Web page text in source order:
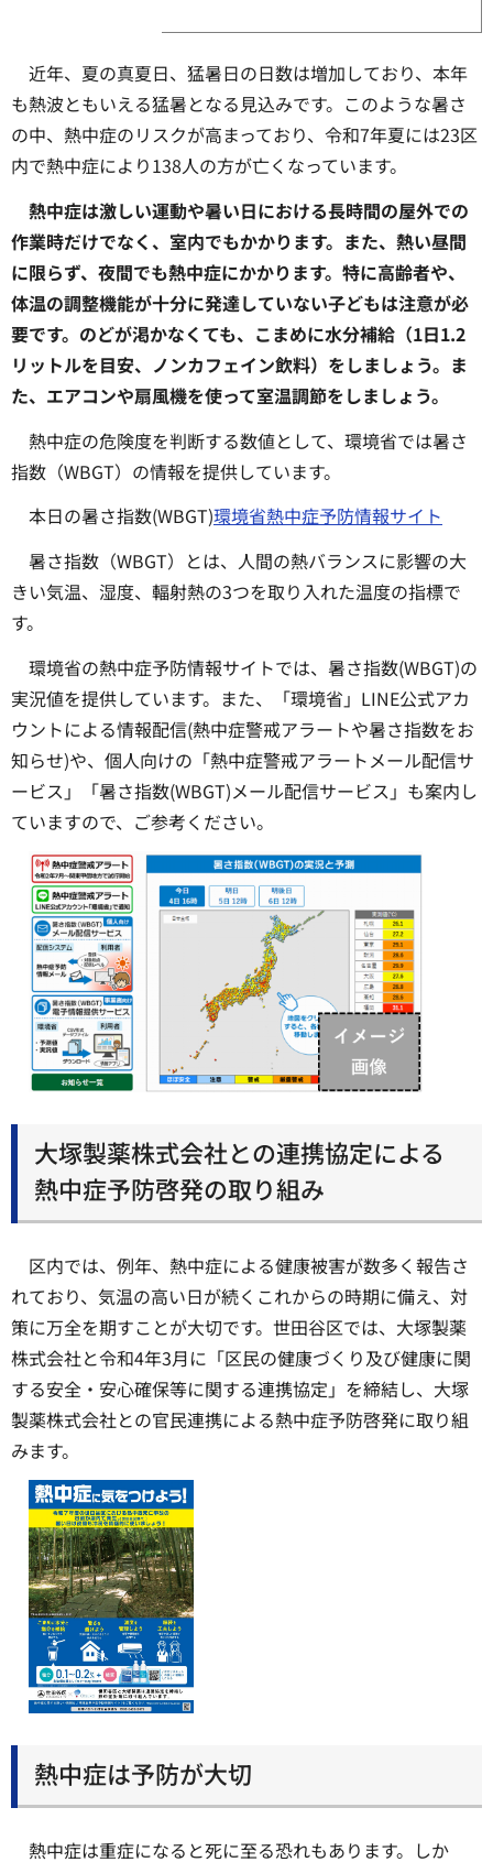
近年、夏の真夏日、猛暑日の日数は増加しており、本年
も熱波ともいえる猛暑となる見込みです。このような暑さ
の中、熱中症のリスクが高まっており、令和7年夏には23区
内で熱中症により138人の方が亡くなっています。
熱中症は激しい運動や暑い日における長時間の屋外での
作業時だけでなく、室内でもかかります。また、熱い昼間
に限らず、夜間でも熱中症にかかります。特に高齢者や、
体温の調整機能が十分に発達していない子どもは注意が必
要です。のどが渇かなくても、こまめに水分補給（1日1.2
リットルを目安、ノンカフェイン飲料）をしましょう。ま
た、エアコンや扇風機を使って室温調節をしましょう。
熱中症の危険度を判断する数値として、環境省では暑さ
指数（WBGT）の情報を提供しています。
本日の暑さ指数(WBGT)環境省熱中症予防情報サイト
暑さ指数（WBGT）とは、人間の熱バランスに影響の大
きい気温、湿度、輻射熱の3つを取り入れた温度の指標で
す。
環境省の熱中症予防情報サイトでは、暑さ指数(WBGT)の
実況値を提供しています。また、「環境省」LINE公式アカ
ウントによる情報配信(熱中症警戒アラートや暑さ指数をお
知らせ)や、個人向けの「熱中症警戒アラートメール配信サ
ービス」「暑さ指数(WBGT)メール配信サービス」も案内し
ていますので、ご参考ください。
大塚製薬株式会社との連携協定による
熱中症予防啓発の取り組み
区内では、例年、熱中症による健康被害が数多く報告さ
れており、気温の高い日が続くこれからの時期に備え、対
策に万全を期すことが大切です。世田谷区では、大塚製薬
株式会社と令和4年3月に「区民の健康づくり及び健康に関
する安全・安心確保等に関する連携協定」を締結し、大塚
製薬株式会社との官民連携による熱中症予防啓発に取り組
みます。
熱中症は予防が大切
熱中症は重症になると死に至る恐れもあります。しか